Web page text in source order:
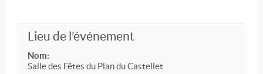
Lieu de l’événement
Nom:
Salle des Fêtes du Plan du Castellet